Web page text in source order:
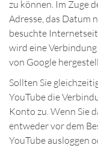
zu können. Im Zuge
Adresse, das Datum
besuchte
wird eine
von Google
Sollten Sie
YouTube die
Konto zu. Wenn Sie
entweder vor dem
YouTube ausloggen